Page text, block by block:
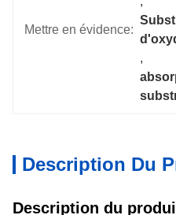
Mettre en évidence:
,
Description Du
Description du